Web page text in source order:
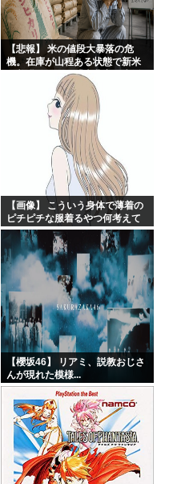
【悲報】 米の値段大暴落の危
機。在庫が山程ある状態で新米
の収穫始まる。「米農家が生活
【画像】 こういう身体で薄着の
ピチピチな服着るやつ何考えて
るんだよ
【櫻坂46】 リアミ、説教おじさ
んが現れた模様...